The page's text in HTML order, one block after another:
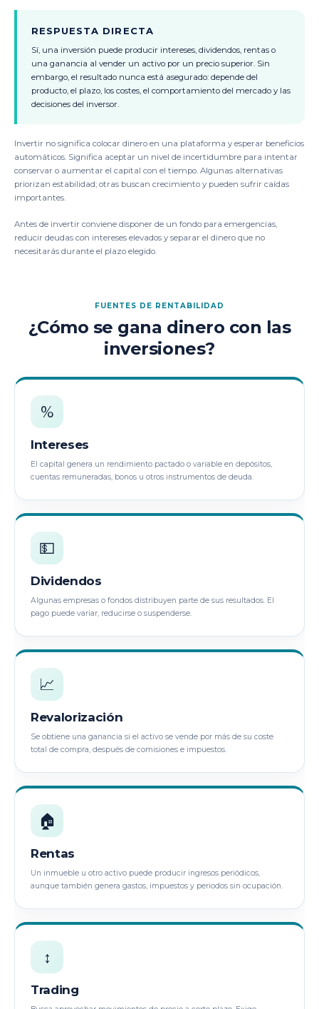
RESPUESTA DIRECTA
Sí, una inversión puede producir intereses, dividendos, rentas o
una ganancia al vender un activo por un precio superior. Sin
embargo, el resultado nunca está asegurado: depende del
producto, el plazo, los costes, el comportamiento del mercado y las
decisiones del inversor.
Invertir no significa colocar dinero en una plataforma y esperar beneficios
automáticos. Significa aceptar un nivel de incertidumbre para intentar
conservar o aumentar el capital con el tiempo. Algunas alternativas
priorizan estabilidad; otras buscan crecimiento y pueden sufrir caídas
importantes.
Antes de invertir conviene disponer de un fondo para emergencias,
reducir deudas con intereses elevados y separar el dinero que no
necesitarás durante el plazo elegido.
FUENTES DE RENTABILIDAD
¿Cómo se gana dinero con las
inversiones?
%
Intereses
El capital genera un rendimiento pactado o variable en depósitos,
cuentas remuneradas, bonos u otros instrumentos de deuda.
💵
Dividendos
Algunas empresas o fondos distribuyen parte de sus resultados. El
pago puede variar, reducirse o suspenderse.
📈
Revalorización
Se obtiene una ganancia si el activo se vende por más de su coste
total de compra, después de comisiones e impuestos.
🏠
Rentas
Un inmueble u otro activo puede producir ingresos periódicos,
aunque también genera gastos, impuestos y periodos sin ocupación.
↕️
Trading